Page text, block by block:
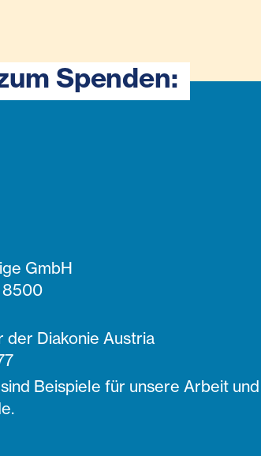
Spenden:
GmbH
8500
Diakonie Austria
Beispiele für unsere Arbeit und